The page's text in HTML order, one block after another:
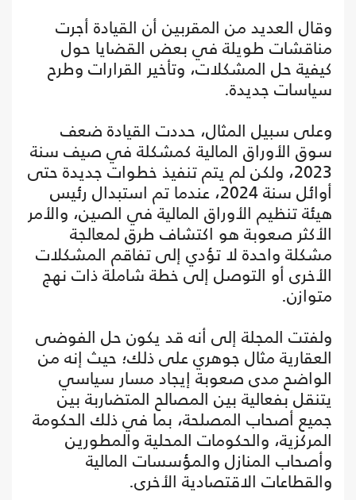
وقال العديد من المقربين أن القيادة أجرت
مناقشات طويلة في بعض القضايا حول
كيفية حل المشكلات، وتأخير القرارات وطرح
سياسات جديدة.
وعلى سبيل المثال، حددت القيادة ضعف
سوق الأوراق المالية كمشكلة في صيف سنة
2023، ولكن لم يتم تنفيذ خطوات جديدة حتى
أوائل سنة 2024، عندما تم استبدال رئيس
هيئة تنظيم الأوراق المالية في الصين، والأمر
الأكثر صعوبة هو اكتشاف طرق لمعالجة
مشكلة واحدة لا تؤدي إلى تفاقم المشكلات
الأخرى أو التوصل إلى خطة شاملة ذات نهج
متوازن.
ولفتت المجلة إلى أنه قد يكون حل الفوضى
العقارية مثال جوهري على ذلك؛ حيث إنه من
الواضح مدى صعوبة إيجاد مسار سياسي
يتنقل بفعالية بين المصالح المتضاربة بين
جميع أصحاب المصلحة، بما في ذلك الحكومة
المركزية، والحكومات المحلية والمطورين
وأصحاب المنازل والمؤسسات المالية
والقطاعات الاقتصادية الأخرى.